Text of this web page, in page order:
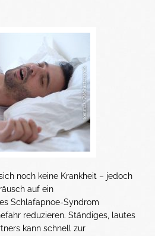
noch keine Krankheit – jedoch
auf ein
Schlafapnoe-Syndrom
reduzieren. Ständiges, lautes
kann schnell zur